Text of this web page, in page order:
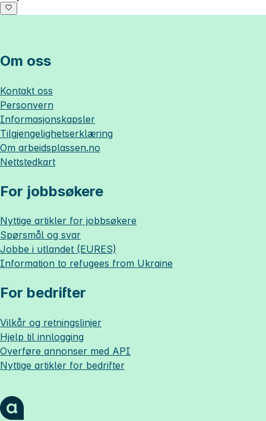
Om oss
Kontakt oss
Personvern
Informasjonskapsler
Tilgjengelighetserklæring
Om arbeidsplassen.no
Nettstedkart
For jobbsøkere
Nyttige artikler for jobbsøkere
Spørsmål og svar
Jobbe i utlandet (EURES)
Information to refugees from Ukraine
For bedrifter
Vilkår og retningslinjer
Hjelp til innlogging
Overføre annonser med API
Nyttige artikler for bedrifter